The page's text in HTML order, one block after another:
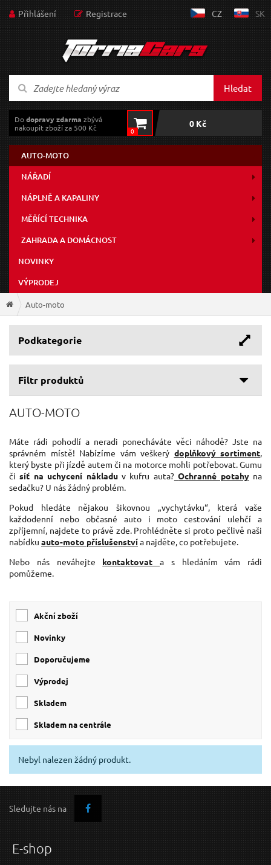
Přihlášení Registrace CZ SK
Hledat
Dodopravy zdarma zbývá
nakoupit zboží za 500 Kč
0
0 Kč
AUTO-MOTO
NÁŘADÍ
NÁPLNĚ A KAPALINY
MĚŘÍCÍ TECHNIKA
ZAHRADA A DOMÁCNOST
NOVINKY
VÝPRODEJ
Auto-moto
Podkategorie
Filtr produktů
AUTO-MOTO
Máte rádi pohodlí a neradi ponecháváte věci náhodě? Jste na
správném místě! Nabízíme vám veškerý doplňkový sortiment,
který byste při jízdě autem či na motorce mohli potřebovat. Gumu
čisíť na uchycení nákladuv kufru auta? Ochranné potahyna
sedačku? U nás žádný problém.
Pokud hledáte nějakou šikovnou „vychytávku“, která vaše
každodenní nebo občasné auto i moto cestování ulehčí a
zpříjemní, najdete to právě zde. Prohlédněte si proto pečlivě naši
nabídku auto-moto příslušenstvía najděte, co potřebujete.
Nebo nás neváhejte kontaktovat a s hledáním vám rádi
pomůžeme.
Akční zboží
Novinky
Doporučujeme
Výprodej
skladem
skladem na centrále
Nebyl nalezen žádný produkt.
Sledujte nás na
E-shop